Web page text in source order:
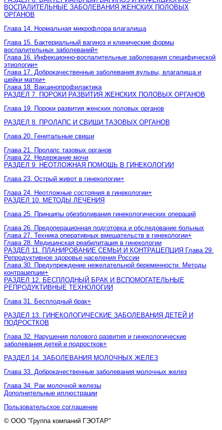
ВОСПАЛИТЕЛЬНЫЕ ЗАБОЛЕВАНИЯ ЖЕНСКИХ ПОЛОВЫХ
ОРГАНОВ
Глава 14. Нормальная микрофлора влагалища
Глава 15. Бактериальный вагиноз и клинические формы
воспалительных заболеваний+
Глава 16. Инфекционно-воспалительные заболевания специфической
этиологии+
Глава 17. Доброкачественные заболевания вульвы, влагалища и
шейки матки+
Глава 18. Вакцинопрофилактика
РАЗДЕЛ 7. ПОРОКИ РАЗВИТИЯ ЖЕНСКИХ ПОЛОВЫХ ОРГАНОВ
Глава 19. Пороки развития женских половых органов
РАЗДЕЛ 8. ПРОЛАПС И СВИЩИ ТАЗОВЫХ ОРГАНОВ
Глава 20. Генитальные свищи
Глава 21. Пролапс тазовых органов
Глава 22. Недержание мочи
РАЗДЕЛ 9. НЕОТЛОЖНАЯ ПОМОЩЬ В ГИНЕКОЛОГИИ
Глава 23. Острый живот в гинекологии+
Глава 24. Неотложные состояния в гинекологии+
РАЗДЕЛ 10. МЕТОДЫ ЛЕЧЕНИЯ
Глава 25. Принципы обезболивания гинекологических операций
Глава 26. Предоперационная подготовка и обследование больных
Глава 27. Техника оперативных вмешательств в гинекологии+
Глава 28. Медицинская реабилитация в гинекологии
РАЗДЕЛ 11. ПЛАНИРОВАНИЕ СЕМЬИ И КОНТРАЦЕПЦИЯ Глава 29.
Репродуктивное здоровье населения России
Глава 30. Предупреждение нежелательной беременности. Методы
контрацепции+
РАЗДЕЛ 12. БЕСПЛОДНЫЙ БРАК И ВСПОМОГАТЕЛЬНЫЕ
РЕПРОДУКТИВНЫЕ ТЕХНОЛОГИИ
Глава 31. Бесплодный брак+
РАЗДЕЛ 13. ГИНЕКОЛОГИЧЕСКИЕ ЗАБОЛЕВАНИЯ ДЕТЕЙ И
ПОДРОСТКОВ
Глава 32. Нарушения полового развития и гинекологические
заболевания детей и подростков+
РАЗДЕЛ 14. ЗАБОЛЕВАНИЯ МОЛОЧНЫХ ЖЕЛЕЗ
Глава 33. Доброкачественные заболевания молочных желез
Глава 34. Рак молочной железы
Дополнительные иллюстрации
Пользовательское соглашение
© ООО "Группа компаний ГЭОТАР"